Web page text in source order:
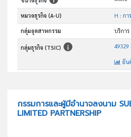
หมวดธุรกิจ (A-U) H : ก
กลุ่มอุตสาหกรรม บริการ
กลุ่มธุรกิจ (TSIC)
อัน
กรรมการและผู้มีอำนาจลงนาม
LIMITED PARTNERSHIP